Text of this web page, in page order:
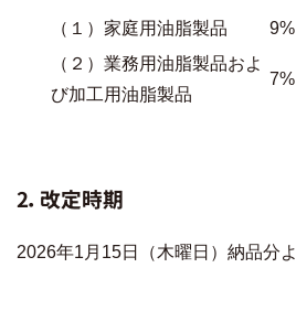
（１）家庭用油脂製品
（２）業務用油脂製品およ
び加工用油脂製品
2．改定時期
2026年1月15日（木曜日）納品分